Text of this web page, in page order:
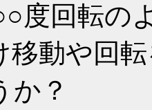
度回転の
移動や回
か？